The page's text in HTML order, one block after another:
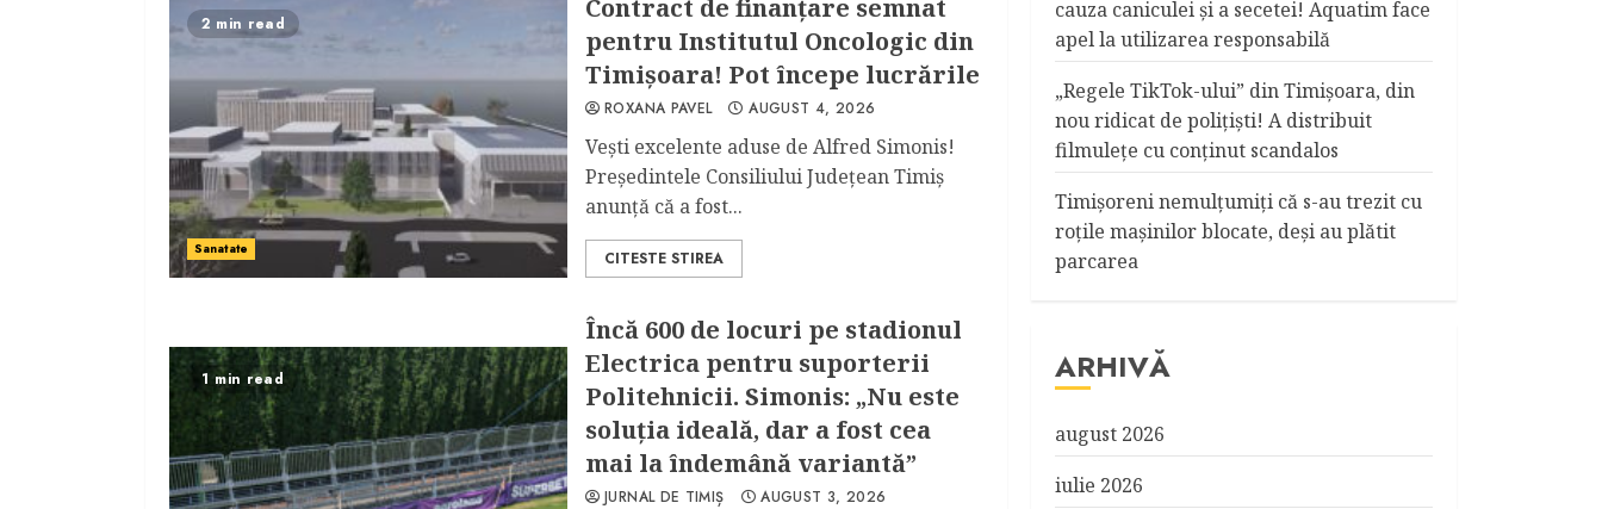
2 min read
Sanatate
Contract de finanţare semnat
pentru Institutul Oncologic din
Timişoara! Pot începe lucrările
ROXANA PAVEL AUGUST 4, 2026
Veşti excelente aduse de Alfred Simonis!
Preşedintele Consiliului Judeţean Timiş
anunţă că a fost...
CITESTE STIREA
1 min read
Încă 600 de locuri pe stadionul
Electrica pentru suporterii
Politehnicii. Simonis: „Nu este
soluția ideală, dar a fost cea
mai la îndemână variantă”
JURNAL DE TIMIȘ AUGUST 3, 2026
cauza caniculei şi a secetei! Aquatim face
apel la utilizarea responsabilă
„Regele TikTok-ului” din Timişoara, din
nou ridicat de poliţişti! A distribuit
filmuleţe cu conţinut scandalos
Timişoreni nemulţumiţi că s-au trezit cu
roţile maşinilor blocate, deşi au plătit
parcarea
ARHIVĂ
august 2026
iulie 2026